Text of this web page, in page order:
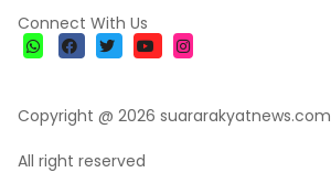
Connect With Us
Copyright @ 2026 suararakyatnews.com
All right reserved